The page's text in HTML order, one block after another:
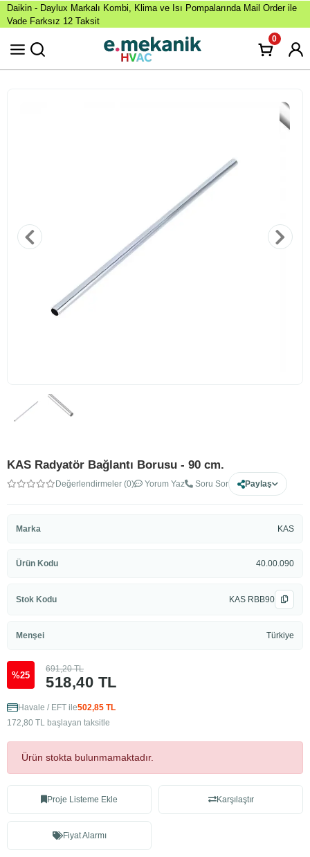
Daikin - Daylux Markalı Kombi, Klima ve Isı Pompalarında Mail Order ile
Vade Farksız 12 Taksit
0
KAS Radyatör Bağlantı Borusu - 90 cm.
Değerlendirmeler (0) Yorum Yaz Soru Sor Paylaş
Marka KAS
Ürün Kodu 40.00.090
Stok Kodu KAS RBB90
Menşei Türkiye
%25 518,40 TL
691,20 TL
Havale / EFT ile502,85 TL
172,80 TL başlayan taksitle
Ürün stokta bulunmamaktadır.
Proje Listeme Ekle Karşılaştır
Fiyat Alarmı